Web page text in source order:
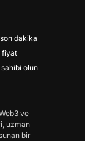
dakika
fiyat
olun
ve
uzman
bir